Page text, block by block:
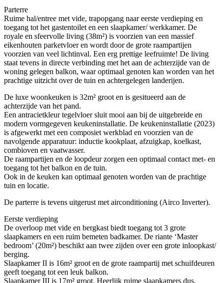
Parterre
Ruime hal/entree met vide, trapopgang naar eerste verdieping en
toegang tot het gastentoilet en een slaapkamer/ werkkamer. De
royale en sfeervolle living (38m²) is voorzien van een massief
eikenhouten parketvloer en wordt door de grote raampartijen
voorzien van veel lichtinval. Een erg prettige leefruimte! De living
staat tevens in directe verbinding met het aan de achterzijde van de
woning gelegen balkon, waar optimaal genoten kan worden van het
prachtige uitzicht over de tuin en achtergelegen landerijen.
De luxe woonkeuken is 32m² groot en is gesitueerd aan de
achterzijde van het pand.
Een antracietkleur tegelvloer sluit mooi aan bij de uitgebreide en
modern vormgegeven keukeninstallatie. De keukeninstallatie (2023)
is afgewerkt met een composiet werkblad en voorzien van de
navolgende apparatuur: inductie kookplaat, afzuigkap, koelkast,
combioven en vaatwasser.
De raampartijen en de loopdeur zorgen een optimaal contact met- en
toegang tot het balkon en de tuin.
Ook in de keuken kan optimaal genoten worden van de prachtige
tuin en locatie.
De parterre is tevens uitgerust met airconditioning (Airco Inverter).
Eerste verdieping
De overloop met vide en bergkast biedt toegang tot 3 grote
slaapkamers en een ruim bemeten badkamer. De riante ‘Master
bedroom’ (20m²) beschikt aan twee zijden over een grote inloopkast/
berging.
Slaapkamer II is 16m² groot en de grote raampartij met schuifdeuren
geeft toegang tot een leuk balkon.
Slaapkamer III is 17m² groot. Heerlijk ruime slaapkamers dus.